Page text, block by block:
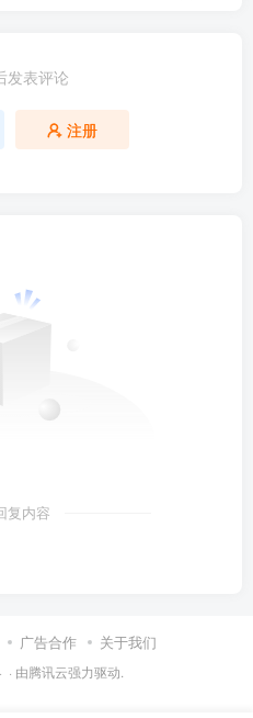
发表评论
注册
复内容
广告合作 关于我们
· 由腾讯云强力驱动.